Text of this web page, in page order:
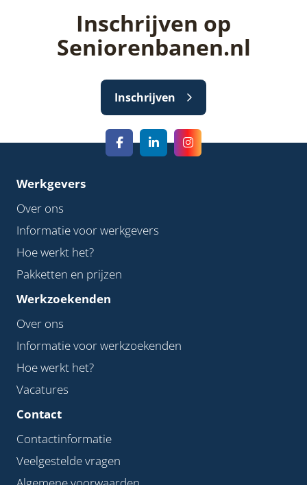
Inschrijven op
Seniorenbanen.nl
Inschrijven
Werkgevers
Over ons
Informatie voor werkgevers
Hoe werkt het?
Pakketten en prijzen
Werkzoekenden
Over ons
Informatie voor werkzoekenden
Hoe werkt het?
Vacatures
Contact
Contactinformatie
Veelgestelde vragen